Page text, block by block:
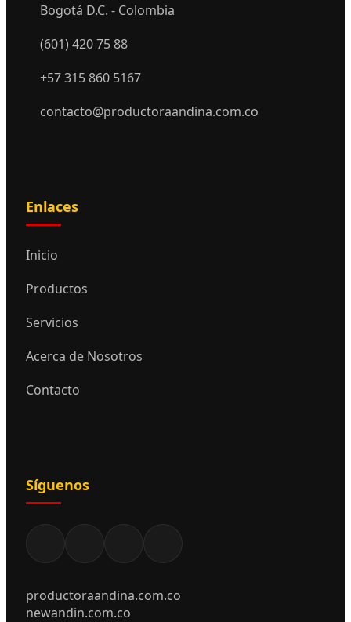
Bogotá D.C. - Colombia
(601) 420 75 88
+57 315 860 5167
contacto@productoraandina.com.co
Enlaces
Inicio
Productos
Servicios
Acerca de Nosotros
Contacto
Síguenos
productoraandina.com.co
newandin.com.co